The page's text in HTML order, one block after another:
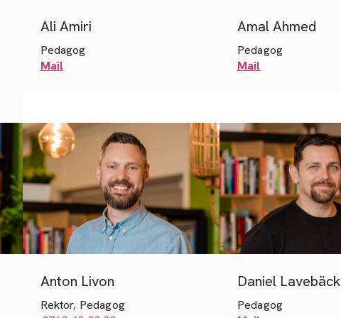
Ali Amiri
Pedagog
Mail
Amal Ahmed
Pedagog
Mail
Anton Livon
Rektor, Pedagog
Daniel Lavebäck
Pedagog